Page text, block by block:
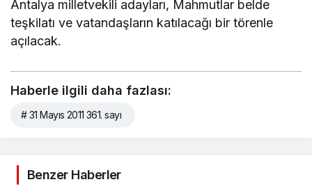
Antalya milletvekili adayları, Mahmutlar belde
teşkilatı ve vatandaşların katılacağı bir törenle
açılacak.
Haberle ilgili daha fazlası:
# 31 Mayıs 2011 361. sayı
Benzer Haberler